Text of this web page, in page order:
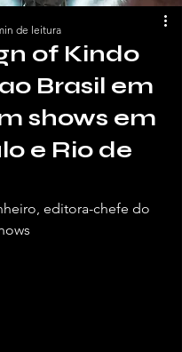
of Kindo
Brasil em
shows em
e Rio de
de leitura
editora-chefe do